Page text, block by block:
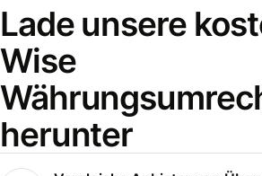
Lade unsere
Wise
herunter